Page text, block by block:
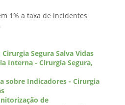
1% a taxa de incidentes
Segura Salva Vidas
Interna - Cirurgia Segura,
sobre Indicadores - Cirurgia
de